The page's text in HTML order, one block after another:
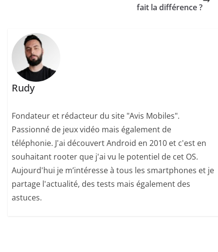
fait la différence ?
Rudy
Fondateur et rédacteur du site "Avis Mobiles".
Passionné de jeux vidéo mais également de
téléphonie. J'ai découvert Android en 2010 et c'est en
souhaitant rooter que j'ai vu le potentiel de cet OS.
Aujourd'hui je m’intéresse à tous les smartphones et je
partage l'actualité, des tests mais également des
astuces.